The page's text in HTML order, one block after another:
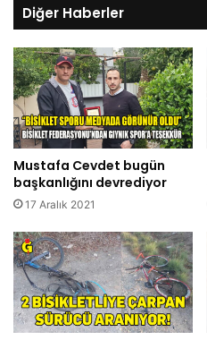
Diğer Haberler
Mustafa Cevdet bugün
başkanlığını devrediyor
17 Aralık 2021